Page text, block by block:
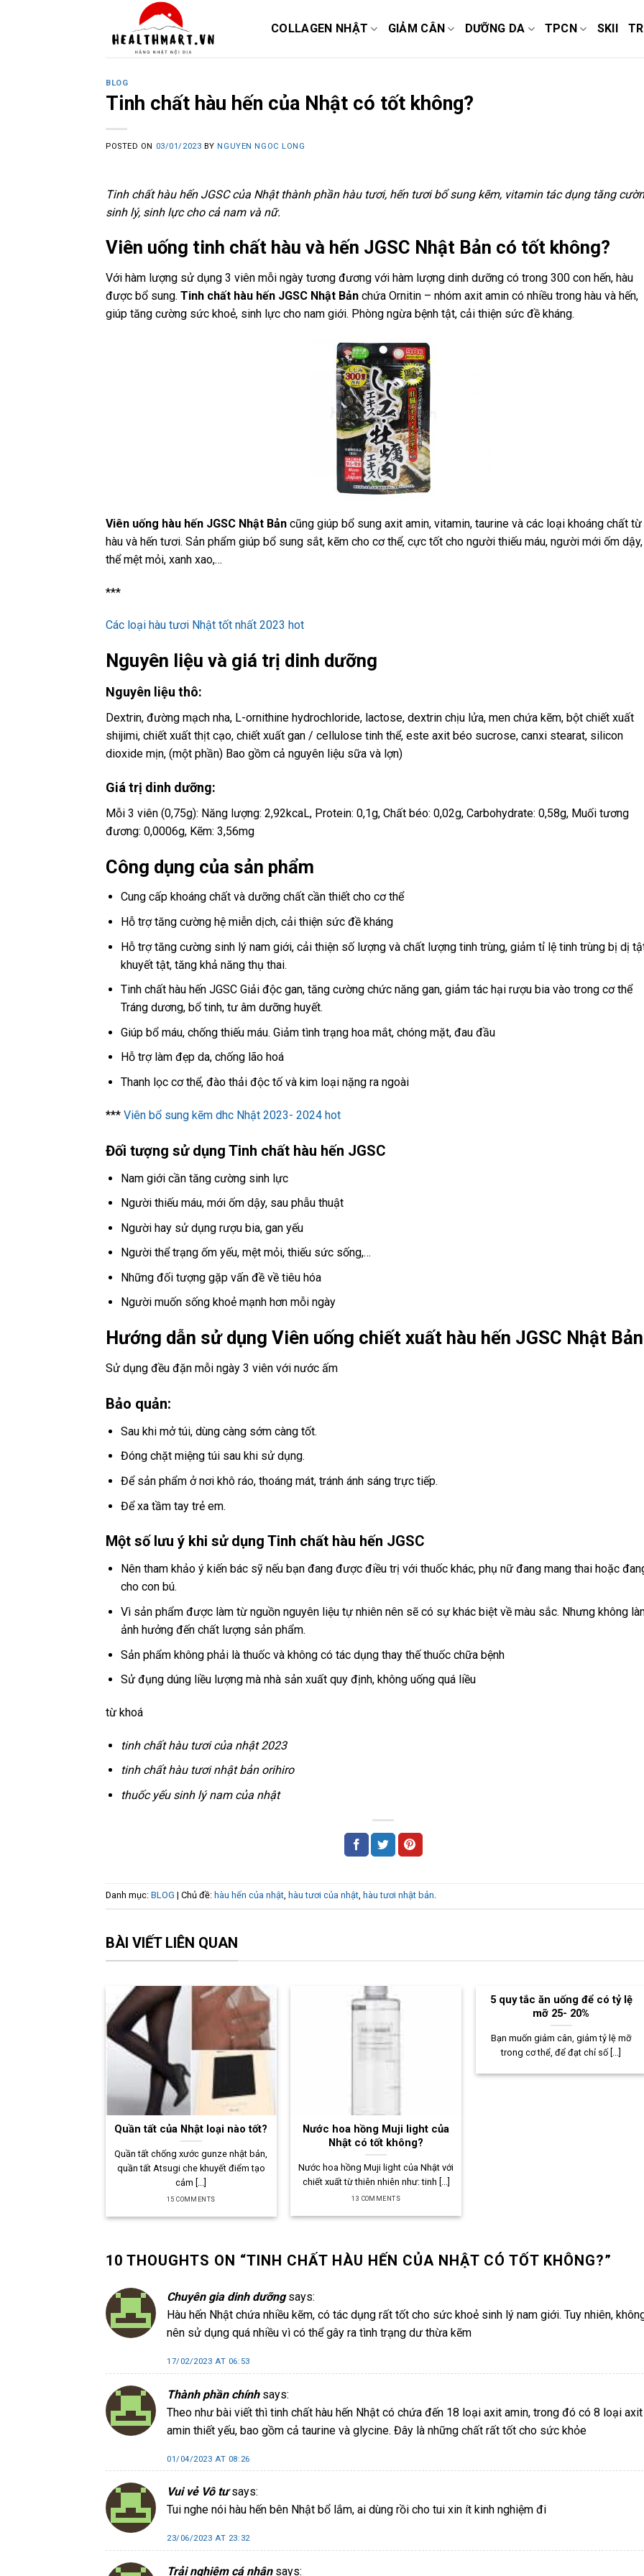
COLLAGEN NHẬT GIẢM CÂN DƯỠNG DA TPCN SKII
BLOG
Tinh chất hàu hến của Nhật có tốt không?
POSTED ON 03/01/2023 BY NGUYEN NGOC LONG
Tinh chất hàu hến JGSC của Nhật thành phần hàu tươi, hến tươi bổ sung kẽm, vitamin tác dụng tăng
sinh lý, sinh lực cho cả nam và nữ.
Viên uống tinh chất hàu và hến JGSC Nhật Bản có tốt không?
Với hàm lượng sử dụng 3 viên mỗi ngày tương đương với hàm lượng dinh dưỡng có trong 300 con hến, hàu
được bổ sung. Tinh chất hàu hến JGSC Nhật Bản chứa Ornitin – nhóm axit amin có nhiều trong hàu và hến,
giúp tăng cường sức khoẻ, sinh lực cho nam giới. Phòng ngừa bệnh tật, cải thiện sức đề kháng.
Viên uống hàu hến JGSC Nhật Bản cũng giúp bổ sung axit amin, vitamin, taurine và các loại khoáng chất từ
hàu và hến tươi. Sản phẩm giúp bổ sung sắt, kẽm cho cơ thể, cực tốt cho người thiếu máu, người mới ốm
thể mệt mỏi, xanh xao,…
***
Các loại hàu tươi Nhật tốt nhất 2023 hot
Nguyên liệu và giá trị dinh dưỡng
Nguyên liệu thô:
Dextrin, đường mạch nha, L-ornithine hydrochloride, lactose, dextrin chịu lửa, men chứa kẽm, bột chiết xuất
shijimi, chiết xuất thịt cạo, chiết xuất gan / cellulose tinh thể, este axit béo sucrose, canxi stearat, silicon
dioxide mịn, (một phần) Bao gồm cả nguyên liệu sữa và lợn)
Giá trị dinh dưỡng:
Mỗi 3 viên (0,75g): Năng lượng: 2,92kcaL, Protein: 0,1g, Chất béo: 0,02g, Carbohydrate: 0,58g, Muối tương
đương: 0,0006g, Kẽm: 3,56mg
Công dụng của sản phẩm
Cung cấp khoáng chất và dưỡng chất cần thiết cho cơ thể
Hỗ trợ tăng cường hệ miễn dịch, cải thiện sức đề kháng
Hỗ trợ tăng cường sinh lý nam giới, cải thiện số lượng và chất lượng tinh trùng, giảm tỉ lệ tinh trùng bị dị
khuyết tật, tăng khả năng thụ thai.
Tinh chất hàu hến JGSC Giải độc gan, tăng cường chức năng gan, giảm tác hại rượu bia vào trong cơ thể
Tráng dương, bổ tinh, tư âm dưỡng huyết.
Giúp bổ máu, chống thiếu máu. Giảm tình trạng hoa mắt, chóng mặt, đau đầu
Hỗ trợ làm đẹp da, chống lão hoá
Thanh lọc cơ thể, đào thải độc tố và kim loại nặng ra ngoài
*** Viên bổ sung kẽm dhc Nhật 2023- 2024 hot
Đối tượng sử dụng Tinh chất hàu hến JGSC
Nam giới cần tăng cường sinh lực
Người thiếu máu, mới ốm dậy, sau phẫu thuật
Người hay sử dụng rượu bia, gan yếu
Người thể trạng ốm yếu, mệt mỏi, thiếu sức sống,…
Những đối tượng gặp vấn đề về tiêu hóa
Người muốn sống khoẻ mạnh hơn mỗi ngày
Hướng dẫn sử dụng Viên uống chiết xuất hàu hến JGSC Nhật Bản
Sử dụng đều đặn mỗi ngày 3 viên với nước ấm
Bảo quản:
Sau khi mở túi, dùng càng sớm càng tốt.
Đóng chặt miệng túi sau khi sử dụng.
Để sản phẩm ở nơi khô ráo, thoáng mát, tránh ánh sáng trực tiếp.
Để xa tầm tay trẻ em.
Một số lưu ý khi sử dụng Tinh chất hàu hến JGSC
Nên tham khảo ý kiến bác sỹ nếu bạn đang được điều trị với thuốc khác, phụ nữ đang mang thai hoặc
cho con bú.
Vì sản phẩm được làm từ nguồn nguyên liệu tự nhiên nên sẽ có sự khác biệt về màu sắc. Nhưng không
ảnh hưởng đến chất lượng sản phẩm.
Sản phẩm không phải là thuốc và không có tác dụng thay thế thuốc chữa bệnh
Sử đụng dúng liều lượng mà nhà sản xuất quy định, không uống quá liều
từ khoá
tinh chất hàu tươi của nhật 2023
tinh chất hàu tươi nhật bản orihiro
thuốc yếu sinh lý nam của nhật
Danh mục: BLOG | Chủ đề: hàu hến của nhật, hàu tươi của nhật, hàu tươi nhật bản.
BÀI VIẾT LIÊN QUAN
Quần tất của Nhật loại nào tốt?
Quần tất chống xước gunze nhật bản,
quần tất Atsugi che khuyết điểm tạo
cảm [...]
15 COMMENTS
Nước hoa hồng Muji light của
Nhật có tốt không?
Nước hoa hồng Muji light của Nhật với
chiết xuất từ thiên nhiên như: tinh [...]
13 COMMENTS
5 quy tắc ăn uống để có tỷ lệ
mỡ 25- 20%
Bạn muốn giảm cân, giảm tỷ lệ mỡ
trong cơ thể, để đạt chỉ số [...]
10 THOUGHTS ON “TINH CHẤT HÀU HẾN CỦA NHẬT CÓ TỐT KHÔNG?”
Chuyên gia dinh dưỡng says:
Hàu hến Nhật chứa nhiều kẽm, có tác dụng rất tốt cho sức khoẻ sinh lý nam giới. Tuy nhiên,
nên sử dụng quá nhiều vì có thể gây ra tình trạng dư thừa kẽm
17/02/2023 AT 06:53
Thành phần chính says:
Theo như bài viết thì tinh chất hàu hến Nhật có chứa đến 18 loại axit amin, trong đó có 8 loại axit
amin thiết yếu, bao gồm cả taurine và glycine. Đây là những chất rất tốt cho sức khỏe
01/04/2023 AT 08:26
Vui vẻ Vô tư says:
Tui nghe nói hàu hến bên Nhật bổ lắm, ai dùng rồi cho tui xin ít kinh nghiệm đi
23/06/2023 AT 23:32
Trải nghiệm cá nhân says: